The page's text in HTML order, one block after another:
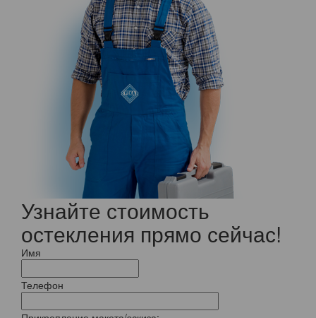
Узнайте стоимость
остекления прямо сейчас!
Имя
Телефон